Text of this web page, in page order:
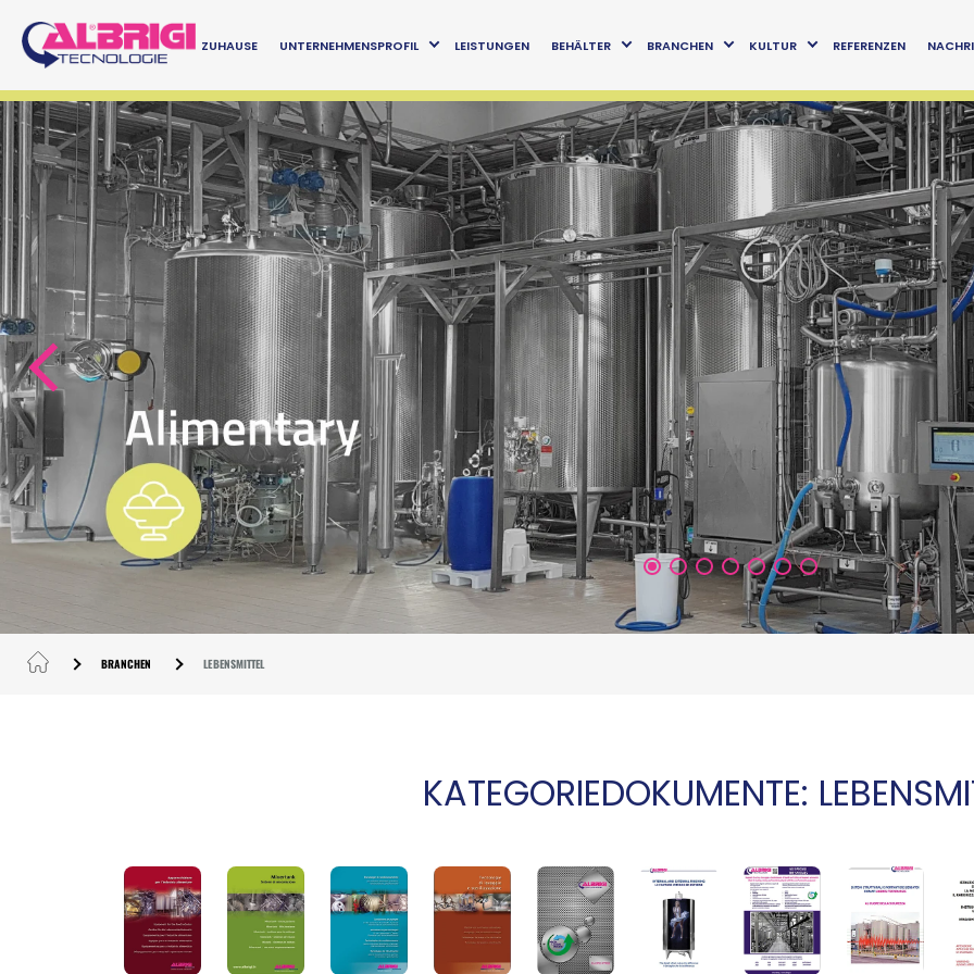
ZUHAUSE UNTERNEHMENSPROFIL LEISTUNGEN BEHÄLTER BRANCHEN KULTUR REFERENZEN
BRANCHEN LEBENSMITTEL
KATEGORIEDOKUMENTE: